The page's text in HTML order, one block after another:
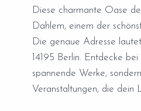
Diese charmante Oase
Dahlem, einem der
Die genaue Adresse
14195 Berlin. Entdecke
spannende Werke,
Veranstaltungen, die dein